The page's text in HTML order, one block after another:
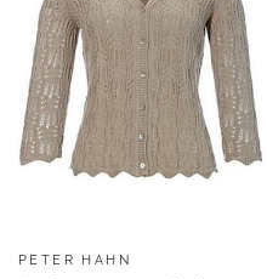
PETER HAHN